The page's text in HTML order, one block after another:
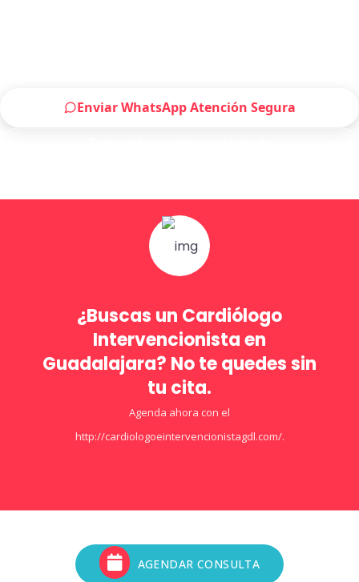
Enviar WhatsApp Atención Segura
¿Buscas un Cardiólogo
Intervencionista en
Guadalajara? No te quedes sin
tu cita.
Agenda ahora con el
http://cardiologoeintervencionistagdl.com/.
AGENDAR CONSULTA